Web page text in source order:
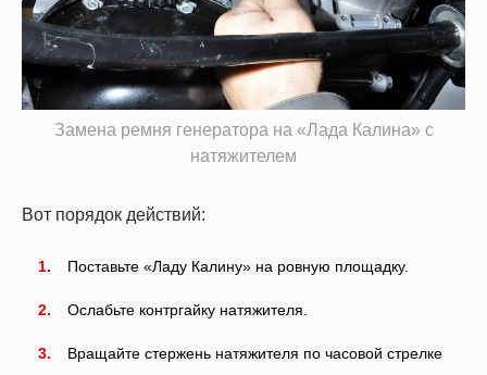
Замена ремня генератора на «Лада Калина» с
натяжителем
Вот порядок действий:
Поставьте «Ладу Калину» на ровную площадку.
Ослабьте контргайку натяжителя.
Вращайте стержень натяжителя по часовой стрелке